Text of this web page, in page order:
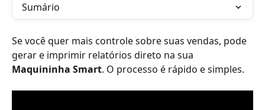
Sumário
Se você quer mais controle sobre suas vendas, pode
gerar e imprimir relatórios direto na sua
Maquininha Smart. O processo é rápido e simples.